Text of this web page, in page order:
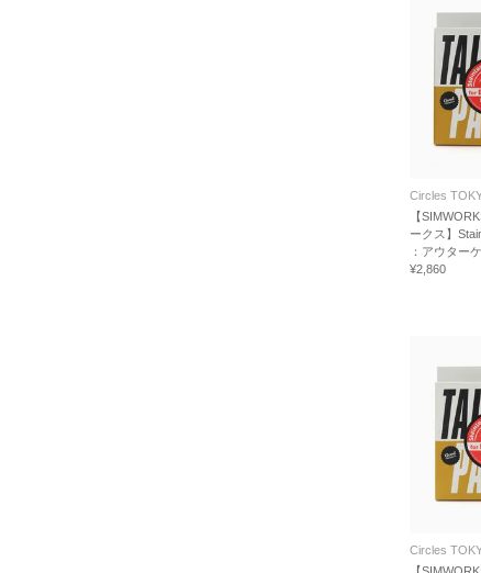
Circles
【
ークス】
：アウター
¥2,860
Circles